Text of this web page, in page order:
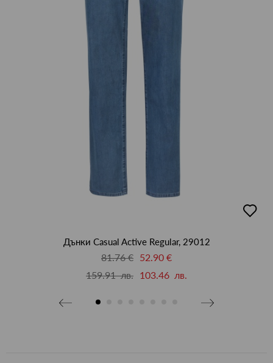
в
Дънки Casual Active Regular, 29012
81.76 € 52.90 €
159.91 лв. 103.46 лв.